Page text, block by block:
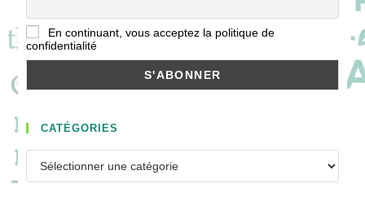
En continuant, vous acceptez la politique de
confidentialité
CATÉGORIES